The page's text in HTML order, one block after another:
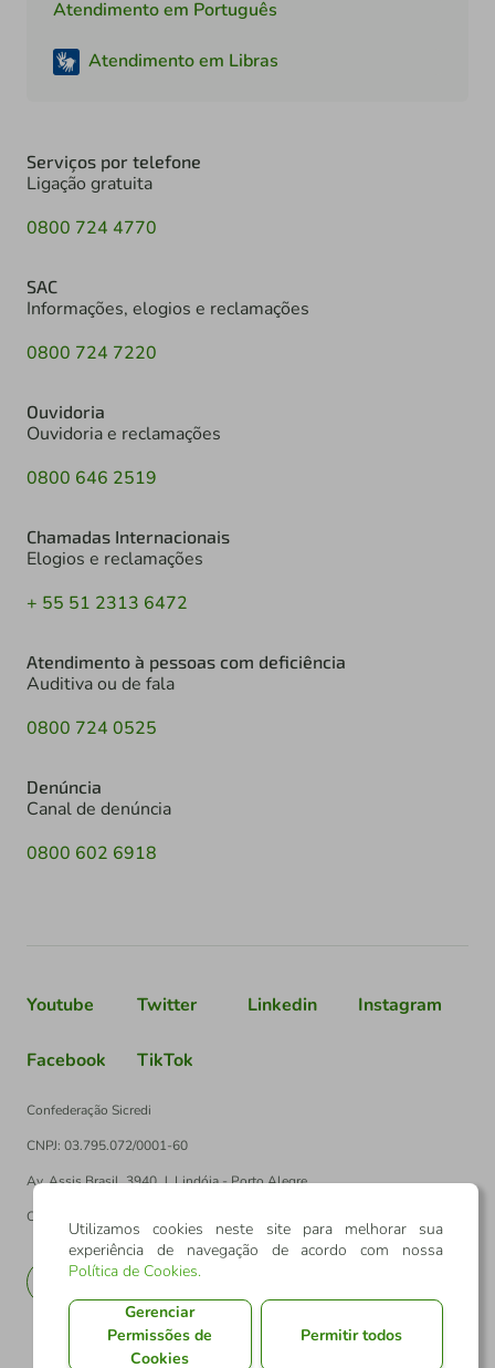
Atendimento em Português
Atendimento em Libras
Serviços por telefone
Ligação gratuita
0800 724 4770
SAC
Informações, elogios e reclamações
0800 724 7220
Ouvidoria
Ouvidoria e reclamações
0800 646 2519
Chamadas Internacionais
Elogios e reclamações
+ 55 51 2313 6472
Atendimento à pessoas com deficiência
Auditiva ou de fala
0800 724 0525
Denúncia
Canal de denúncia
0800 602 6918
Youtube Twitter Linkedin Instagram
Facebook TikTok
Confederação Sicredi
CNPJ: 03.795.072/0001-60
Av. Assis Brasil, 3940, J. Lindóia - Porto Alegre
CEP: 91010-003
EN
Utilizamos cookies neste site para melhorar sua
experiência de navegação de acordo com nossa
Política de Cookies.
Gerenciar
Permissões de
Cookies
Permitir todos